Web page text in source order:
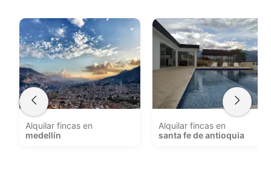
Alquilar fincas en
medellín
Alquilar fincas en
santa fe de antioquia